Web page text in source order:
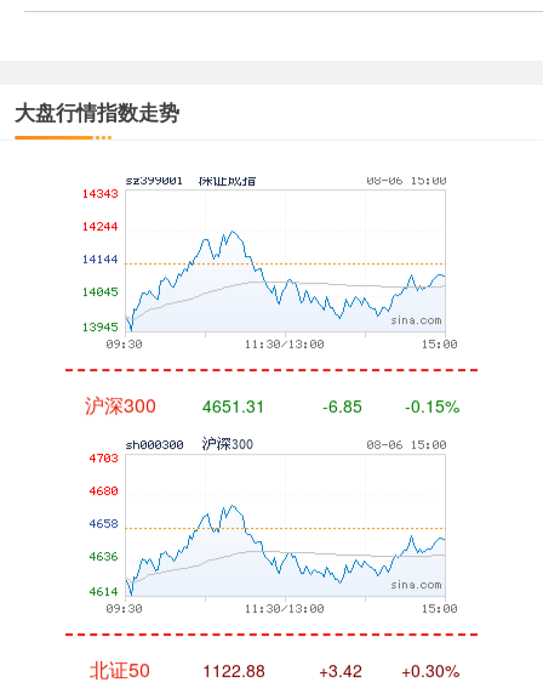
大盘行情指数走势
深证成指
沪深300 4651.31 -6.85 -0.15%
北证50 1122.88 +3.42 +0.30%